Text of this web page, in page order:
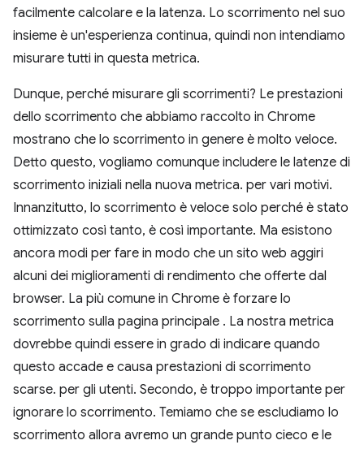
facilmente calcolare e la latenza. Lo scorrimento nel suo
insieme è un'esperienza continua, quindi non intendiamo
misurare tutti in questa metrica.
Dunque, perché misurare gli scorrimenti? Le prestazioni
dello scorrimento che abbiamo raccolto in Chrome
mostrano che lo scorrimento in genere è molto veloce.
Detto questo, vogliamo comunque includere le latenze di
scorrimento iniziali nella nuova metrica. per vari motivi.
Innanzitutto, lo scorrimento è veloce solo perché è stato
ottimizzato così tanto, è così importante. Ma esistono
ancora modi per fare in modo che un sito web aggiri
alcuni dei miglioramenti di rendimento che offerte dal
browser. La più comune in Chrome è forzare lo
scorrimento sulla pagina principale . La nostra metrica
dovrebbe quindi essere in grado di indicare quando
questo accade e causa prestazioni di scorrimento
scarse. per gli utenti. Secondo, è troppo importante per
ignorare lo scorrimento. Temiamo che se escludiamo lo
scorrimento allora avremo un grande punto cieco e le